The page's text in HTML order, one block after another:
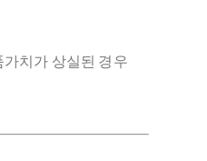
치가 상실된 경우